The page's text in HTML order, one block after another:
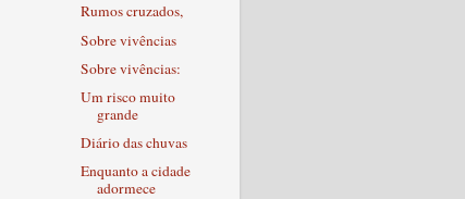
Rumos cruzados,
Sobre vivências
Sobre vivências:
Um risco muito
grande
Diário das chuvas
Enquanto a cidade
adormece